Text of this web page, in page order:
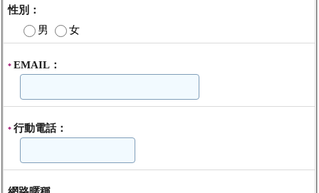
性別：
男
女
* EMAIL：
*行動電話：